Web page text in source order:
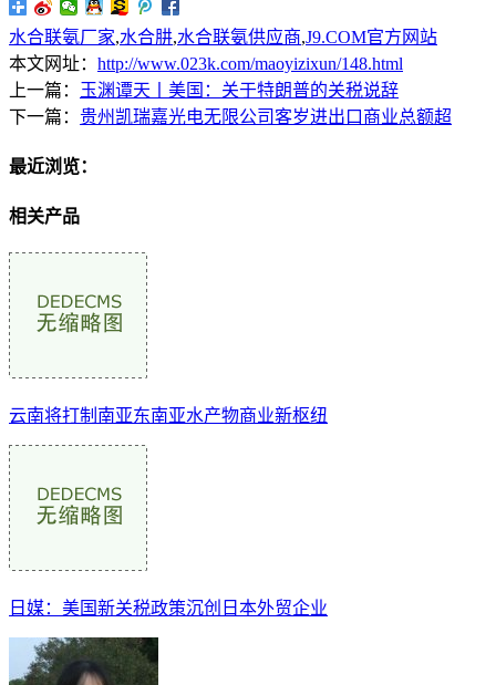
水合联氨厂家,水合肼,水合联氨供应商,J9.COM官方网站
本文网址： http://www.023k.com/maoyizixun/148.html
上一篇：
玉渊谭天丨美国：关于特朗普的关税说辞
下一篇： 贵州凯瑞嘉光电无限公司客岁进出口商业总额超
最近浏览：
相关产品
云南将打制南亚东南亚水产物商业新枢纽
日媒：美国新关税政策沉创日本外贸企业